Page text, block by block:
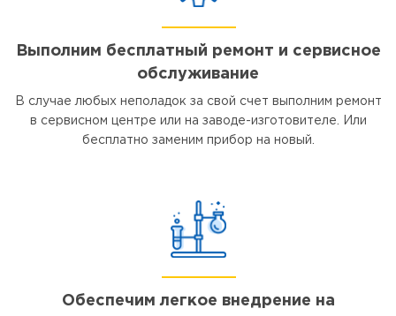
Выполним бесплатный ремонт и сервисное
обслуживание
В случае любых неполадок за свой счет выполним ремонт
в сервисном центре или на заводе-изготовителе. Или
бесплатно заменим прибор на новый.
Обеспечим легкое внедрение на